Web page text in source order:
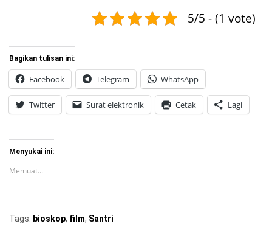
5/5 - (1 vote)
Bagikan tulisan ini:
Facebook Telegram WhatsApp
Twitter Surat elektronik Cetak Lagi
Menyukai ini:
Memuat...
Tags: bioskop, film, Santri